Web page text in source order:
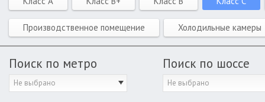
Производственное помещение Холодильные камеры
Поиск по метро
Не выбрано
Поиск по шоссе
Не выбрано